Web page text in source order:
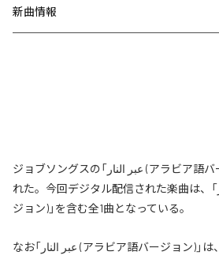
新曲情報
ジョブソングスの「عبر النار (アラビア語バージョン)」が配信開始さ
れた。今回デジタル配信された楽曲は、「عبر النار (アラビア語バー
ジョン)」を含む全1曲となっている。
なお「 عبر النار (アラビア語バージョン)」は、